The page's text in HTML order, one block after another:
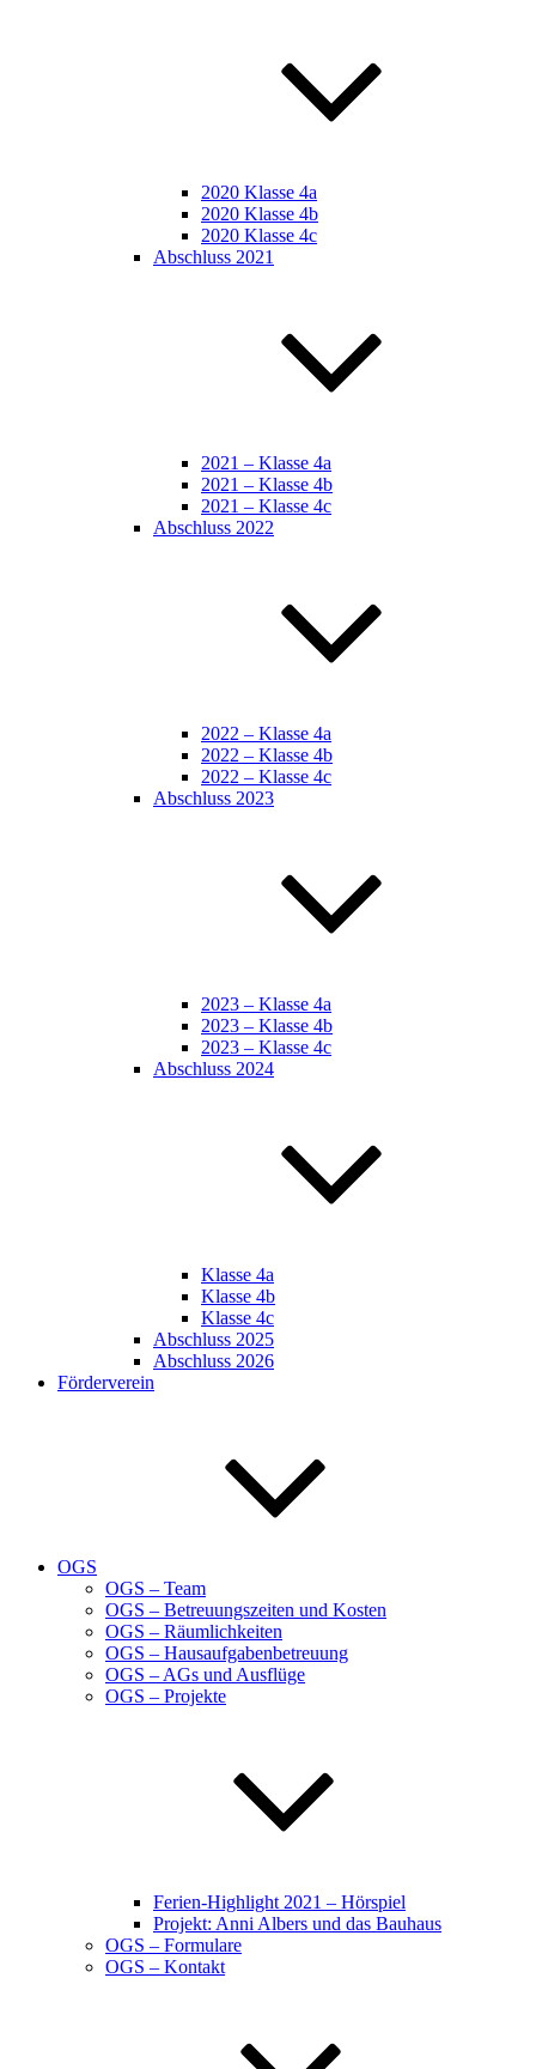
2020 Klasse 4a
2020 Klasse 4b
2020 Klasse 4c
Abschluss 2021
2021 – Klasse 4a
2021 – Klasse 4b
2021 – Klasse 4c
Abschluss 2022
2022 – Klasse 4a
2022 – Klasse 4b
2022 – Klasse 4c
Abschluss 2023
2023 – Klasse 4a
2023 – Klasse 4b
2023 – Klasse 4c
Abschluss 2024
Klasse 4a
Klasse 4b
Klasse 4c
Abschluss 2025
Abschluss 2026
Förderverein
OGS
OGS – Team
OGS – Betreuungszeiten und Kosten
OGS – Räumlichkeiten
OGS – Hausaufgabenbetreuung
OGS – AGs und Ausflüge
OGS – Projekte
Ferien-Highlight 2021 – Hörspiel
Projekt: Anni Albers und das Bauhaus
OGS – Formulare
OGS – Kontakt